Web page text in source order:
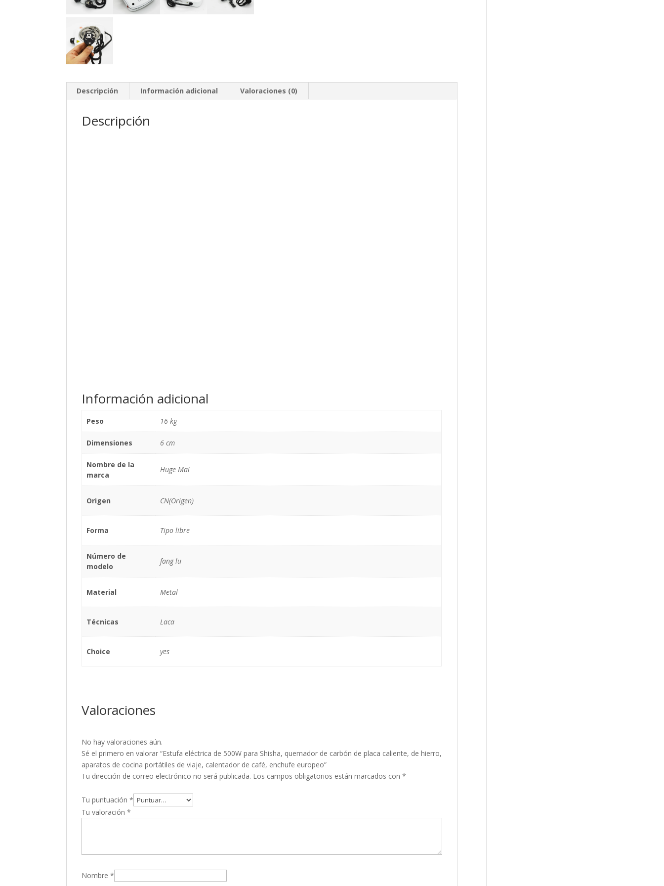
Descripción Información adicional Valoraciones (0)
Descripción
Información adicional
Peso 16 kg
Dimensiones 6 cm
Nombre de la
marca
Huge Mai
Origen CN(Origen)
Forma Tipo libre
Número de
modelo
fang lu
Material Metal
Técnicas Laca
Choice yes
Valoraciones
No hay valoraciones aún.
Sé el primero en valorar “Estufa eléctrica de 500W para Shisha, quemador de carbón de placa caliente, de hierro,
aparatos de cocina portátiles de viaje, calentador de café, enchufe europeo”
Tu dirección de correo electrónico no será publicada. Los campos obligatorios están marcados con*
Tu puntuación*
Tu valoración*
Nombre*